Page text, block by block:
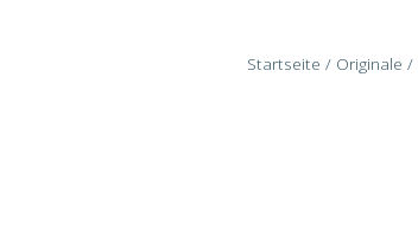
Startseite / Originale /